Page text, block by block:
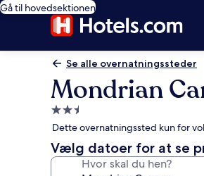
Gå til hovedsektionen
Se alle overnatningssteder
Mondrian
2.5-
stjernet
overnatningssted
Dette overnatningssted kun for
Vælg datoer for at se
Hvor skal du hen?